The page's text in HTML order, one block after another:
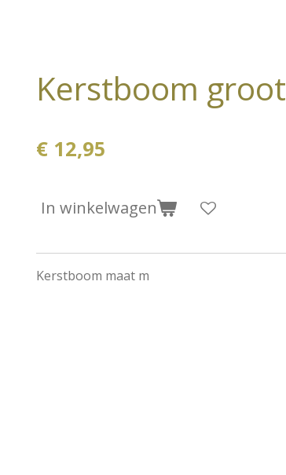
Kerstboom groot
€ 12,95
In winkelwagen
Kerstboom maat m